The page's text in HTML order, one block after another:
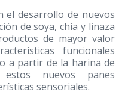
el desarrollo de nuevos
de soya, chía y linaza
de mayor valor
funcionales
a partir de la harina de
nuevos panes
sensoriales.